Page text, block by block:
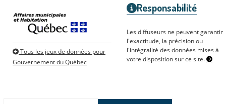
Tous les jeux de données pour
Gouvernement du Québec
Responsabilité
Les diffuseurs ne peuvent garantir
l'exactitude, la précision ou
l'intégralité des données mises à
votre disposition sur ce site.